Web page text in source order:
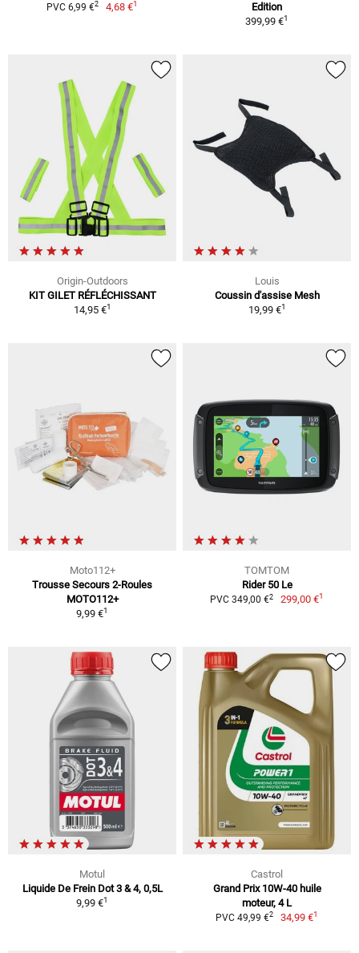
PVC 6,99 €2 4,68 €1
Edition
399,99 €1
Origin-Outdoors
KIT GILET RÉFLÉCHISSANT
14,95 €1
Louis
Coussin d'assise Mesh
19,99 €1
Moto112+
Trousse Secours 2-Roules
MOTO112+
9,99 €1
TOMTOM
Rider 50 Le
PVC 349,00 €2 299,00 €1
Motul
Liquide De Frein Dot 3 & 4, 0,5L
9,99 €1
Castrol
Grand Prix 10W-40 huile
moteur, 4 L
PVC 49,99 €2 34,99 €1